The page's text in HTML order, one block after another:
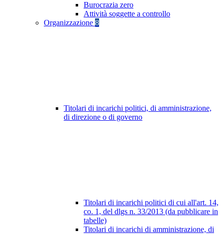
Burocrazia zero
Attività soggette a controllo
Organizzazione 8
Titolari di incarichi politici, di amministrazione,
di direzione o di governo
Titolari di incarichi politici di cui all'art. 14,
co. 1, del dlgs n. 33/2013 (da pubblicare in
tabelle)
Titolari di incarichi di amministrazione, di